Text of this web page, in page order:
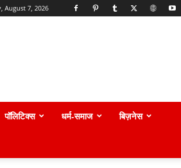
August 7, 2026
पॉलिटिक्स धर्म-समाज बिज़नेस